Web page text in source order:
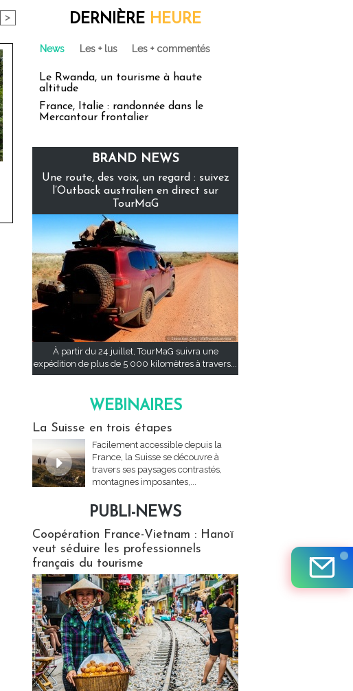
> DERNIÈRE HEURE
News Les + lus Les + commentés
Le Rwanda, un tourisme à haute
altitude
France, Italie : randonnée dans le
Mercantour frontalier
BRAND NEWS
Une route, des voix, un regard : suivez
l’Outback australien en direct sur
TourMaG
À partir du 24 juillet, TourMaG suivra une
expédition de plus de 5 000 kilomètres à travers...
WEBINAIRES
La Suisse en trois étapes
Facilement accessible depuis la
France, la Suisse se découvre à
travers ses paysages contrastés,
montagnes imposantes,...
PUBLI-NEWS
Coopération France-Vietnam : Hanoï
veut séduire les professionnels
français du tourisme